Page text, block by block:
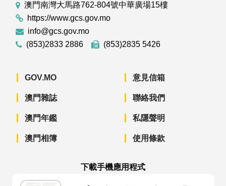
澳門南灣大馬路762-804號中華廣場15樓
https://www.gcs.gov.mo
info@gcs.gov.mo
(853)2833 2886
(853)2835 5426
GOV.MO
澳門雜誌
澳門年鑑
澳門相簿
意見信箱
聯絡我們
私隱聲明
使用條款
下載手機應用程式